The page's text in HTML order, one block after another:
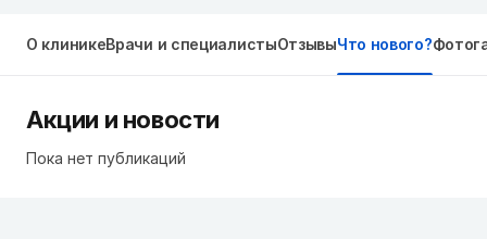
О клиникеВрачи и специалистыОтзывыЧто нового?
Акции и новости
Пока нет публикаций